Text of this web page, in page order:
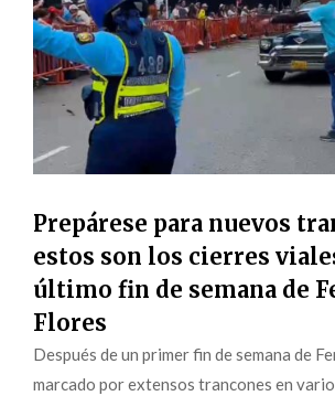
Prepárese para nuevos
estos son los cierres
último fin de semana de
Flores
Después de un primer fin de semana de
marcado por extensos trancones en